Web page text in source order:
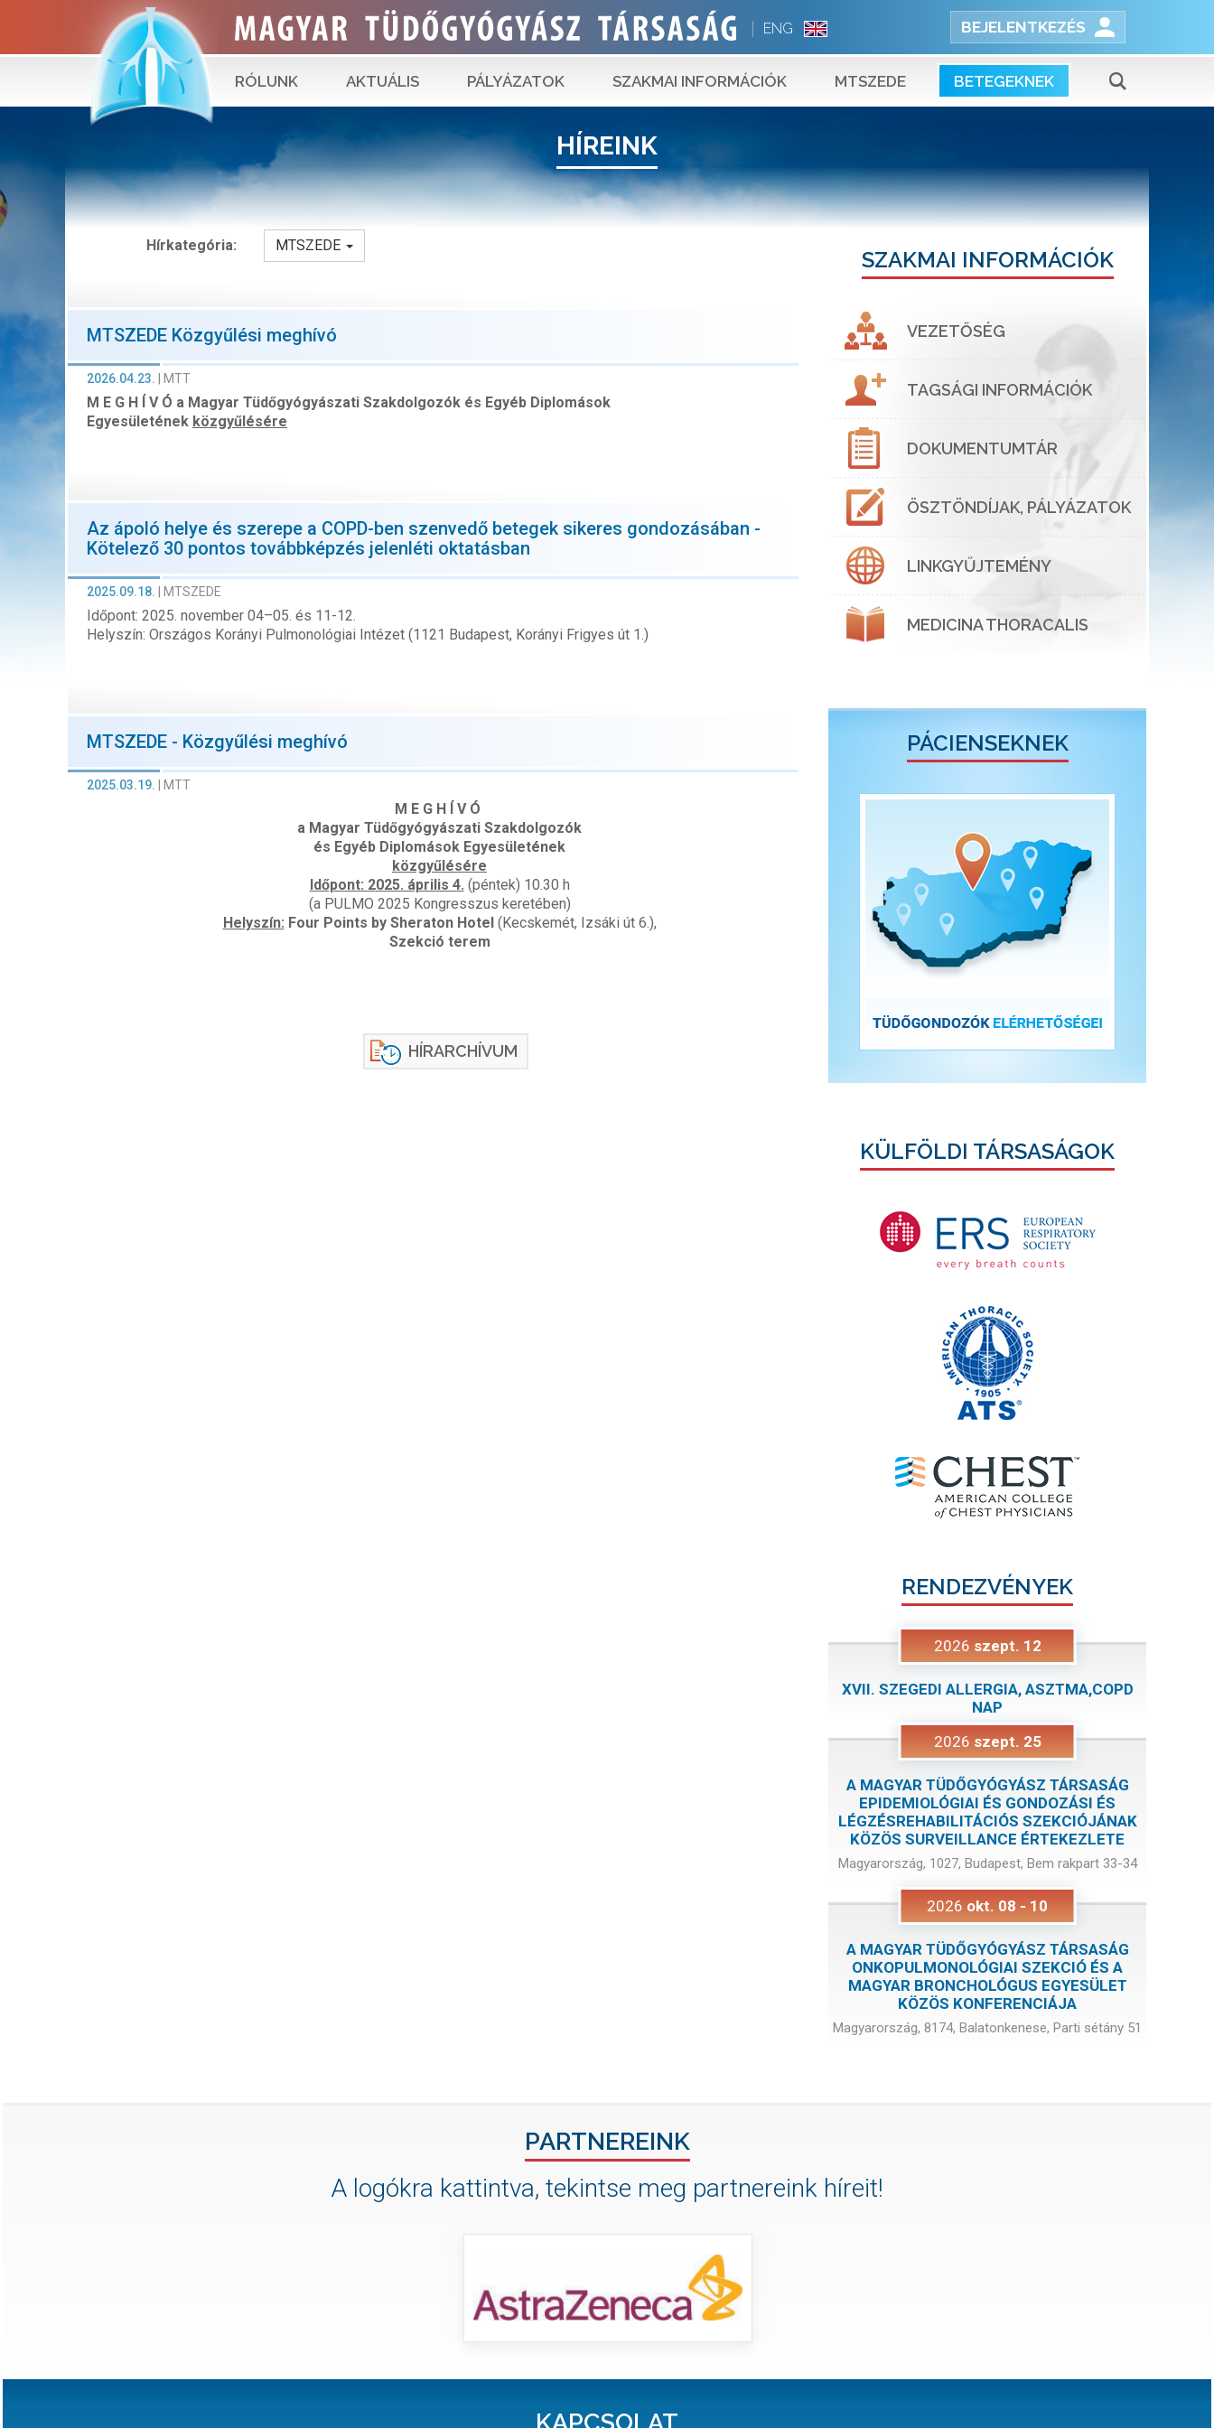
ENG BEJELENTKEZÉS
RÓLUNK AKTUÁLIS PÁLYÁZATOK SZAKMAI INFORMÁCIÓK MTSZEDE BETEGEKNEK
HÍREINK
Hírkategória: MTSZEDE
MTSZEDE Közgyűlési meghívó
2026.04.23. MTT
M E G H Í V Ó a Magyar Tüdőgyógyászati Szakdolgozók és Egyéb Diplomások
Egyesületének közgyűlésére
Az ápoló helye és szerepe a COPD-ben szenvedő betegek sikeres gondozásában -
Kötelező 30 pontos továbbképzés jelenléti oktatásban
2025.09.18. MTSZEDE
Időpont: 2025. november 04–05. és 11-12.
Helyszín: Országos Korányi Pulmonológiai Intézet (1121 Budapest, Korányi Frigyes út 1.)
MTSZEDE - Közgyűlési meghívó
2025.03.19. MTT
M E G H Í V Ó
a Magyar Tüdőgyógyászati Szakdolgozók
és Egyéb Diplomások Egyesületének
közgyűlésére
Időpont: 2025. április 4. (péntek) 10.30 h
(a PULMO 2025 Kongresszus keretében)
Helyszín: Four Points by Sheraton Hotel(Kecskemét, Izsáki út 6.),
Szekció terem
HÍRARCHÍVUM
SZAKMAI INFORMÁCIÓK
VEZETŐSÉG
TAGSÁGI INFORMÁCIÓK
DOKUMENTUMTÁR
ÖSZTÖNDÍJAK, PÁLYÁZATOK
LINKGYŰJTEMÉNY
MEDICINA THORACALIS
PÁCIENSEKNEK
KÜLFÖLDI TÁRSASÁGOK
RENDEZVÉNYEK
2026 szept. 12
XVII. SZEGEDI ALLERGIA, ASZTMA,COPD
NAP
2026 szept. 25
A MAGYAR TÜDŐGYÓGYÁSZ TÁRSASÁG
EPIDEMIOLÓGIAI ÉS GONDOZÁSI ÉS
LÉGZÉSREHABILITÁCIÓS SZEKCIÓJÁNAK
KÖZÖS SURVEILLANCE ÉRTEKEZLETE
Magyarország, 1027, Budapest, Bem rakpart 33-34
2026 okt. 08 - 10
A MAGYAR TÜDŐGYÓGYÁSZ TÁRSASÁG
ONKOPULMONOLÓGIAI SZEKCIÓ ÉS A
MAGYAR BRONCHOLÓGUS EGYESÜLET
KÖZÖS KONFERENCIÁJA
Magyarország, 8174, Balatonkenese, Parti sétány 51
PARTNEREINK
A logókra kattintva, tekintse meg partnereink híreit!
KAPCSOLAT